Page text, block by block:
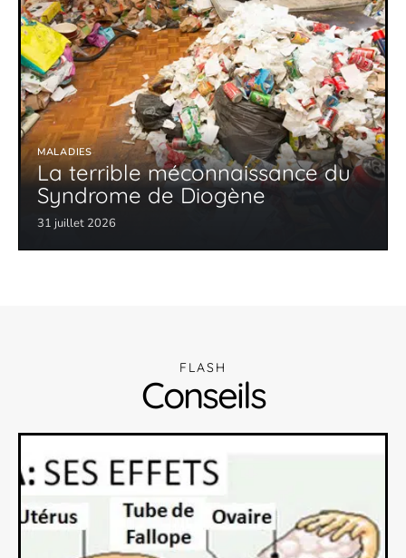
MALADIES
La terrible méconnaissance du
Syndrome de Diogène
31 juillet 2026
FLASH
Conseils